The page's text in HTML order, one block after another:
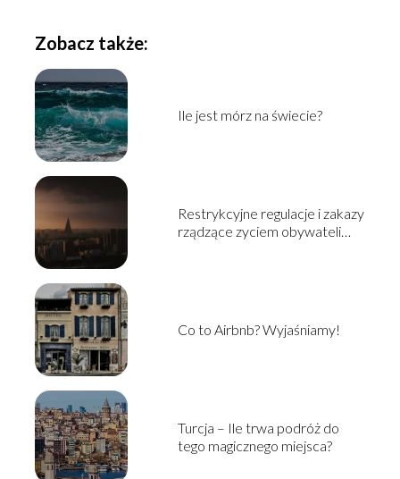
Zobacz także:
Ile jest mórz na świecie?
Restrykcyjne regulacje i zakazy
rządzące zyciem obywateli
Co to Airbnb? Wyjaśniamy!
Turcja – Ile trwa podróż do
tego magicznego miejsca?